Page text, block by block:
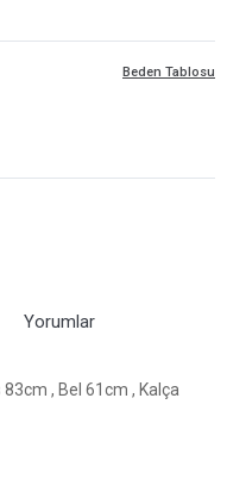
Beden Tablosu
Yorumlar
83cm , Bel 61cm , Kalça